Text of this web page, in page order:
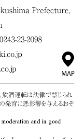
Prefecture,
23-2098
飲酒運転は法律で禁じられ
発育に悪影響を与えるおそ
and in good